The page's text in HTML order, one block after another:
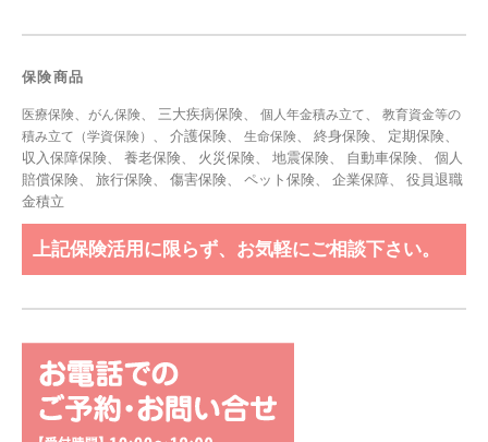
保険商品
医療保険、 がん保険、 三大疾病保険、 個人年金積み立て、 教育資金等の
積み立て（学資保険） 、 介護保険、 生命保険、 終身保険、 定期保険、
収入保障保険、 養老保険、 火災保険、 地震保険、 自動車保険、 個人
賠償保険、 旅行保険、 傷害保険、 ペット保険、 企業保障、 役員退職
金積立
上記保険活用に限らず、お気軽にご相談下さい。